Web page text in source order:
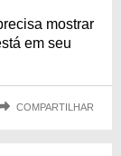
mostrar
em seu
COMPARTILHAR